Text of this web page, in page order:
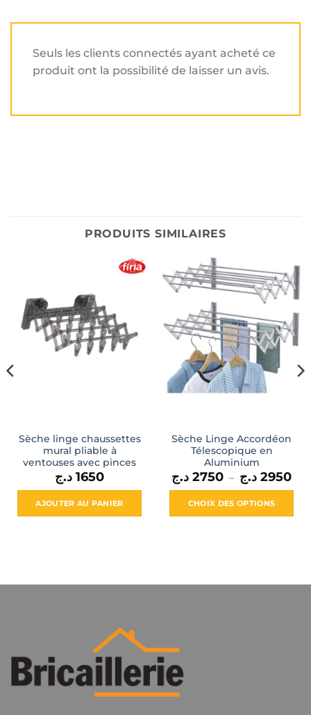
Seuls les clients connectés ayant acheté ce
produit ont la possibilité de laisser un avis.
PRODUITS SIMILAIRES
Sèche linge chaussettes
mural pliable à
ventouses avec pinces
1650 د.ج
AJOUTER AU PANIER
Sèche Linge Accordéon
Télescopique en
Aluminium
2750 د.ج – 2950 د.ج
prix
CHOIX DES OPTIONS